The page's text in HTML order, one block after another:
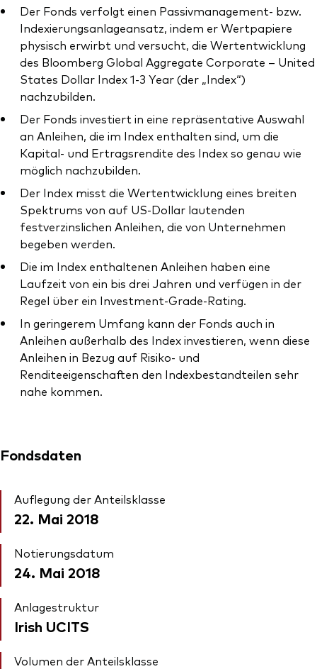
Der Fonds verfolgt einen Passivmanagement- bzw.
Indexierungsanlageansatz, indem er Wertpapiere
physisch erwirbt und versucht, die Wertentwicklung
des Bloomberg Global Aggregate Corporate – United
States Dollar Index 1-3 Year (der „Index“)
nachzubilden.
Der Fonds investiert in eine repräsentative Auswahl
an Anleihen, die im Index enthalten sind, um die
Kapital- und Ertragsrendite des Index so genau wie
möglich nachzubilden.
Der Index misst die Wertentwicklung eines breiten
Spektrums von auf US-Dollar lautenden
festverzinslichen Anleihen, die von Unternehmen
begeben werden.
Die im Index enthaltenen Anleihen haben eine
Laufzeit von ein bis drei Jahren und verfügen in der
Regel über ein Investment-Grade-Rating.
In geringerem Umfang kann der Fonds auch in
Anleihen außerhalb des Index investieren, wenn diese
Anleihen in Bezug auf Risiko- und
Renditeeigenschaften den Indexbestandteilen sehr
nahe kommen.
Fondsdaten
Auflegung der Anteilsklasse
22. Mai 2018
Notierungsdatum
24. Mai 2018
Anlagestruktur
Irish UCITS
Volumen der Anteilsklasse